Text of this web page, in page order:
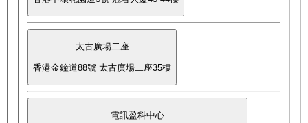
太古廣場二座
香港金鐘道88號 太古廣場二座35樓
電訊盈科中心